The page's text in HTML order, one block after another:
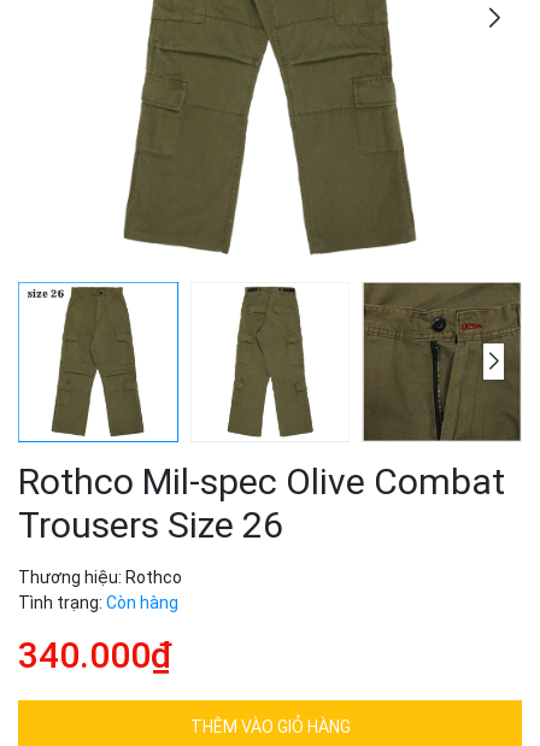
Rothco Mil-spec Olive Combat
Trousers Size 26
Thương hiệu: Rothco
Tình trạng: Còn hàng
340.000₫
THÊM VÀO GIỎ HÀNG